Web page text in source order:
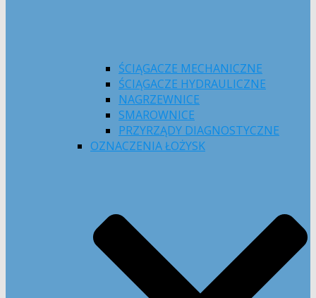
ŚCIĄGACZE MECHANICZNE
ŚCIĄGACZE HYDRAULICZNE
NAGRZEWNICE
SMAROWNICE
PRZYRZĄDY DIAGNOSTYCZNE
OZNACZENIA ŁOŻYSK